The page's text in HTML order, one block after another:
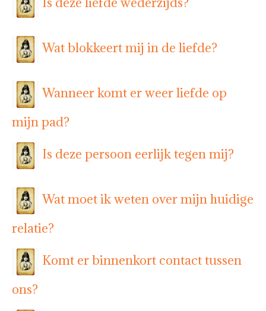
Wat blokkeert mij in de liefde?
Wanneer komt er weer liefde op
mijn pad?
Is deze persoon eerlijk tegen mij?
Wat moet ik weten over mijn huidige
relatie?
Komt er binnenkort contact tussen
ons?